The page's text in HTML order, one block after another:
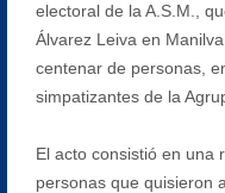
electoral de la A.S.M.,
Álvarez Leiva en
centenar de personas,
simpatizantes de la
El acto consistió en una
personas que quisieron